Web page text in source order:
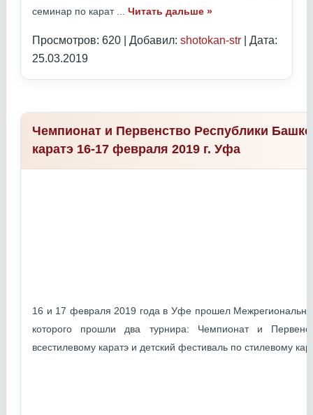
семинар по карат
Читать дальше »
Просмотров: 620 | Добавил: shotokan-str | Дата:
25.03.2019
Чемпионат и Первенство Республики
каратэ 16-17 февраля 2019 г. Уфа
16 и 17 февраля 2019 года в Уфе прошел
которого прошли два турнира: Чемпионат и
всестилевому каратэ и детский фестиваль по стилевому